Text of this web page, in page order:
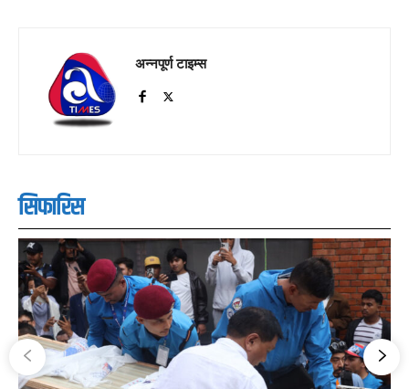
अन्नपूर्ण टाइम्स
सिफारिस